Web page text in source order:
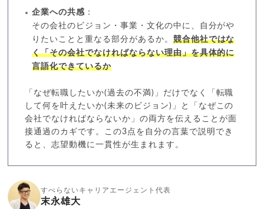
企業への共感 ：
その会社のビジョン・事業・文化の中に、自分がや
りたいことと重なる部分があるか。 競合他社ではな
く「その会社でなければならない理由」を具体的に
言語化できているか
「なぜ転職したいか(過去の不満)」だけでなく「転職
して何を叶えたいか(未来のビジョン)」と「なぜこの
会社でなければならないか」の両方を伝えることが面
接通過のカギです。この3点を自分の言葉で説明でき
ると、志望動機に一貫性が生まれます。
すべらないキャリアエージェント代表
末永雄大